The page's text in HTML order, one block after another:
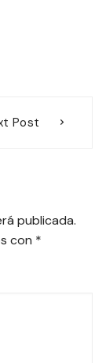
Post
publicada.
con *